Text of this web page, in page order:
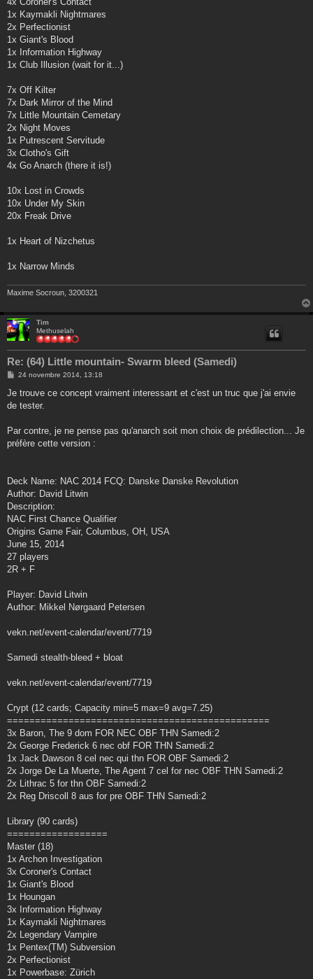
1x Kaymakli Nightmares
2x Perfectionist
1x Giant's Blood
1x Information Highway
1x Club Illusion (wait for it...)
7x Off Kilter
7x Dark Mirror of the Mind
7x Little Mountain Cemetary
2x Night Moves
1x Putrescent Servitude
3x Clotho's Gift
4x Go Anarch (there it is!)
10x Lost in Crowds
10x Under My Skin
20x Freak Drive
1x Heart of Nizchetus
1x Narrow Minds
Maxime Socroun, 3200321
Tim
Methuselah
Re: (64) Little mountain- Swarm bleed (Samedi)
M
s
a
24 novembre 2014, 13:18
Je trouve ce concept vraiment interessant et c'est un truc que j'ai envie
de tester.
Par contre, je ne pense pas qu'anarch soit mon choix de prédilection... Je
préfère cette version :
Deck Name: NAC 2014 FCQ: Danske Danske Revolution
Author: David Litwin
Description:
NAC First Chance Qualifier
Origins Game Fair, Columbus, OH, USA
June 15, 2014
27 players
2R + F
Player: David Litwin
Author: Mikkel Nørgaard Petersen
vekn.net/event-calendar/event/7719
Samedi stealth-bleed + bloat
vekn.net/event-calendar/event/7719
Crypt (12 cards; Capacity min=5 max=9 avg=7.25)
===============================================
3x Baron, The 9 dom FOR NEC OBF THN Samedi:2
2x George Frederick 6 nec obf FOR THN Samedi:2
1x Jack Dawson 8 cel nec qui thn FOR OBF Samedi:2
2x Jorge De La Muerte, The Agent 7 cel for nec OBF THN Samedi:2
2x Lithrac 5 for thn OBF Samedi:2
2x Reg Driscoll 8 aus for pre OBF THN Samedi:2
Library (90 cards)
==================
Master (18)
1x Archon Investigation
3x Coroner's Contact
1x Giant's Blood
1x Houngan
3x Information Highway
1x Kaymakli Nightmares
2x Legendary Vampire
1x Pentex(TM) Subversion
2x Perfectionist
1x Powerbase: Zürich